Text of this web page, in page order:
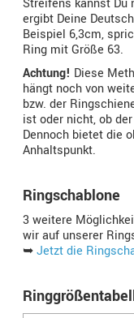
Streifens kannst Du
ergibt Deine
Beispiel 6,3cm,
Ring mit Größe 63.
Achtung! Diese
hängt noch von
bzw. der
ist oder nicht, ob
Dennoch bietet die
Anhaltspunkt.
Ringschablone
3 weitere
wir auf unserer
➥Jetzt die